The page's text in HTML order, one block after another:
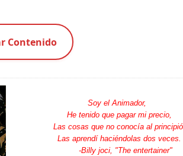
Contenido
Soy el Animador,
He tenido que pagar mi precio,
Las cosas que no conocía al
Las aprendí haciéndolas dos veces.
-Billy joci, "The entertainer"